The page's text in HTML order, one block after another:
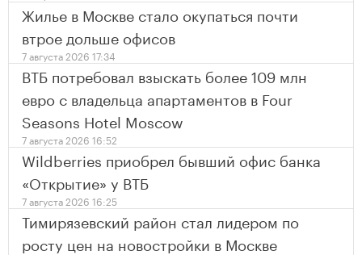
Жилье в Москве стало окупаться почти
втрое дольше офисов
7 августа 2026 17:34
ВТБ потребовал взыскать более 109 млн
евро с владельца апартаментов в Four
Seasons Hotel Moscow
7 августа 2026 16:52
Wildberries приобрел бывший офис банка
«Открытие» у ВТБ
7 августа 2026 16:25
Тимирязевский район стал лидером по
росту цен на новостройки в Москве